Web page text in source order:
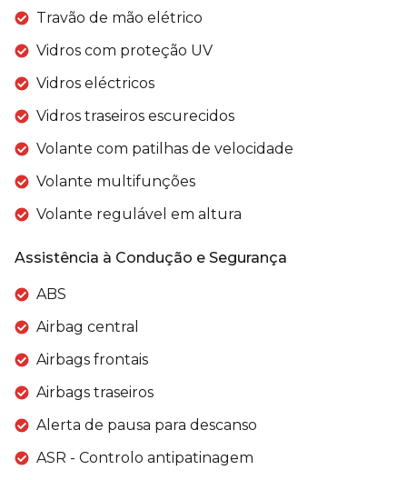
Travão de mão elétrico
Vidros com proteção UV
Vidros eléctricos
Vidros traseiros escurecidos
Volante com patilhas de velocidade
Volante multifunções
Volante regulável em altura
Assistência à Condução e Segurança
ABS
Airbag central
Airbags frontais
Airbags traseiros
Alerta de pausa para descanso
ASR - Controlo antipatinagem